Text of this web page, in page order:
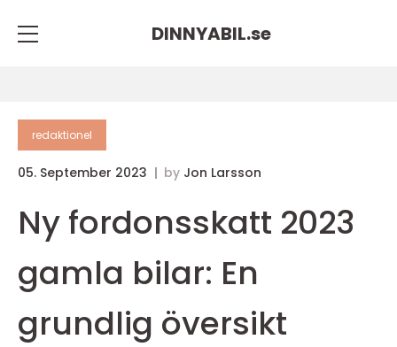
DINNYABIL.se
redaktionel
05. September 2023 by Jon Larsson
Ny fordonsskatt 2023
gamla bilar: En
grundlig översikt